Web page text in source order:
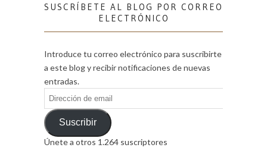
SUSCRÍBETE AL BLOG POR CORREO
ELECTRÓNICO
Introduce tu correo electrónico para suscribirte
a este blog y recibir notificaciones de nuevas
entradas.
Dirección
de
emailSuscribir
Únete a otros 1.264 suscriptores